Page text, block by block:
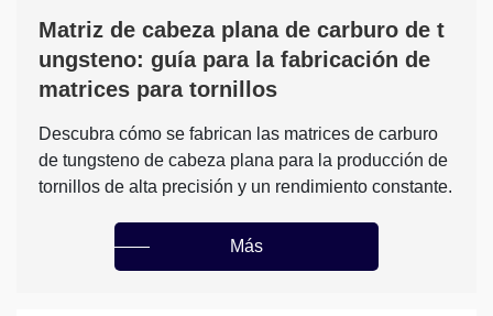
Matriz de cabeza plana de carburo de t
ungsteno: guía para la fabricación de
matrices para tornillos
Descubra cómo se fabrican las matrices de carburo
de tungsteno de cabeza plana para la producción de
tornillos de alta precisión y un rendimiento constante.
Más